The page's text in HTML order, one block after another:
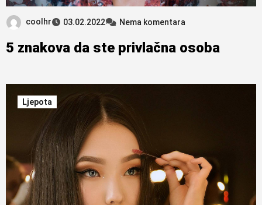
coolhr 03.02.2022 Nema komentara
5 znakova da ste privlačna osoba
Ljepota